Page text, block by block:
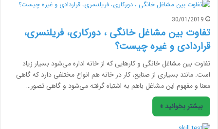
30/01/2019
تفاوت بین مشاغل خانگی ، دورکاری، فریلنسری،
قراردادی و غیره چیست؟
تفاوت بین مشاغل خانگی و کارهایی که از خانه اداره می‌شود بسیار زیاد
است. مانند بسیاری از صنایع، کار در خانه هم انواع مختلفی دارد که گاهی
معنا و مفهوم این مشاغل باهم به اشتباه گرفته می‌شود و گاهی تصور…
بیشتر بخوانید »